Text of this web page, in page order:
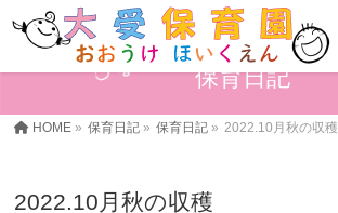
保育日記
HOME » 保育日記 » 保育日記 » 2022.10月秋の収穫
2022.10月秋の収穫